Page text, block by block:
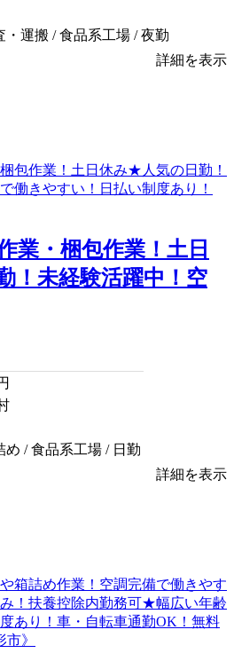
・運搬 / 食品系工場 / 夜勤
詳細を表示
業・梱包作業！土日
！未経験活躍中！空
め / 食品系工場 / 日勤
詳細を表示